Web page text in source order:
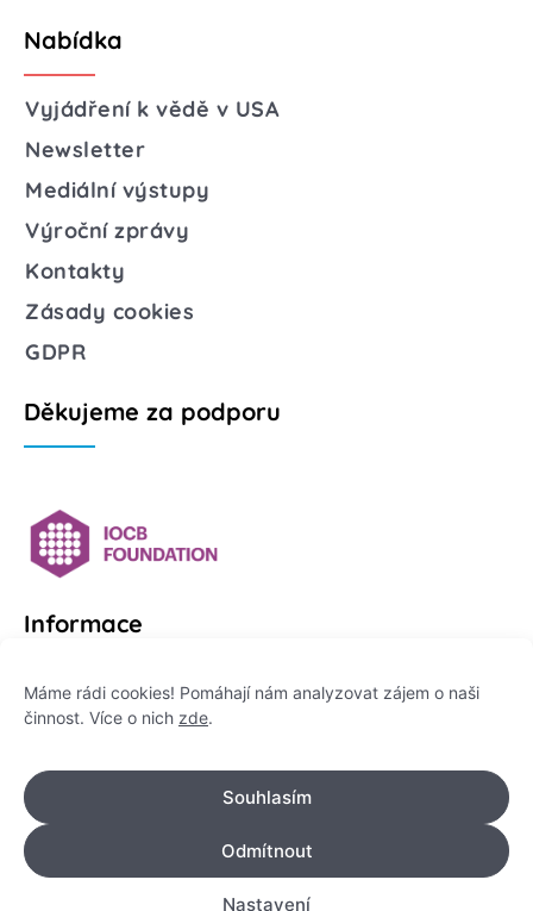
Máme rádi cookies! Pomáhají nám analyzovat zájem o naši
činnost. Více o nich zde.
Souhlasím
Odmítnout
Nastavení
Nabídka
Vyjádření k vědě v USA
Newsletter
Mediální výstupy
Výroční zprávy
Kontakty
Zásady cookies
GDPR
Děkujeme za podporu
Informace
Platformu Zeptej se vědce provozuje:
IČO: 178 47 389
Flemingovo náměstí 542/2,
Dejvice, 160 00 Praha 6
info@zeptejsevedce.cz